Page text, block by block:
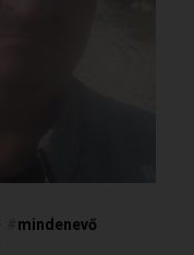
mindenevő